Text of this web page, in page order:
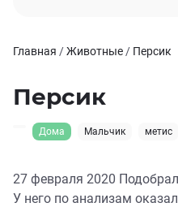
Главная /Животные / Персик
Персик
Дома Мальчик метис
27 февраля 2020
У него по анализам